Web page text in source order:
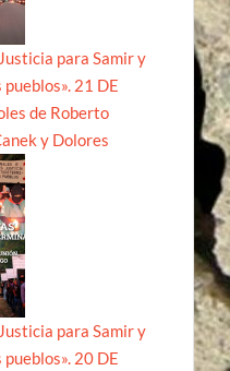
para Samir y
21 DE
de Roberto
y Dolores
para Samir y
20 DE